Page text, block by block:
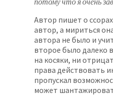
Автор пишет о
автор, а мириться
автора не было и
второе было далеко
на косяки, ни
права действовать
пропускал
может